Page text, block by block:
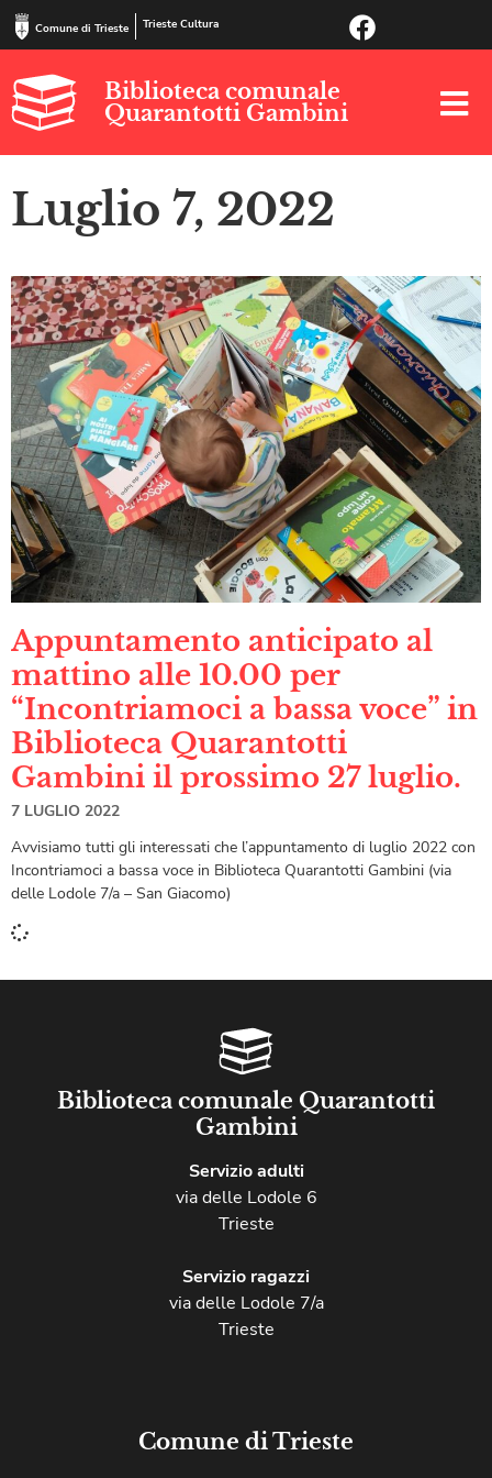
Comune di Trieste Trieste Cultura
Biblioteca comunale
Quarantotti Gambini
Luglio 7, 2022
Appuntamento anticipato al
mattino alle 10.00 per
“Incontriamoci a bassa voce” in
Biblioteca Quarantotti
Gambini il prossimo 27 luglio.
7 LUGLIO 2022
Avvisiamo tutti gli interessati che l’appuntamento di luglio 2022 con
Incontriamoci a bassa voce in Biblioteca Quarantotti Gambini (via
delle Lodole 7/a – San Giacomo)
Biblioteca comunale Quarantotti
Gambini
Servizio adulti
via delle Lodole 6
Trieste
Servizio ragazzi
via delle Lodole 7/a
Trieste
Comune di Trieste